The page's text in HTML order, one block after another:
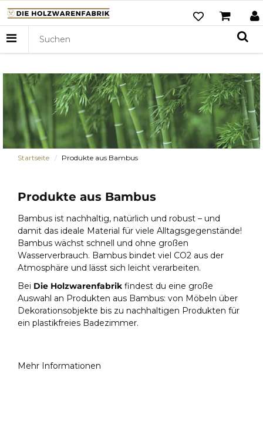
Startseite Produkte aus Bambus
Produkte aus Bambus
Bambus ist nachhaltig, natürlich und robust – und
damit das ideale Material für viele Alltagsgegenstände!
Bambus wächst schnell und ohne großen
Wasserverbrauch. Bambus bindet viel CO2 aus der
Atmosphäre und lässt sich leicht verarbeiten.
Bei Die Holzwarenfabrik findest du eine große
Auswahl an Produkten aus Bambus: von Möbeln über
Dekorationsobjekte bis zu nachhaltigen Produkten für
ein plastikfreies Badezimmer.
Mehr Informationen